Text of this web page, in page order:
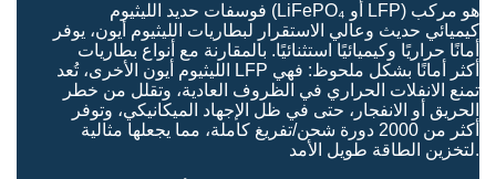
فوسفات حديد الليثيوم (LiFePO₄ أو LFP) هو مركب
كيميائي حديث وعالي الاستقرار لبطاريات الليثيوم أيون، يوفر
أمانًا حراريًا وكيميائيًا استثنائيًا. بالمقارنة مع أنواع بطاريات
الليثيوم أيون الأخرى، تُعد LFP أكثر أمانًا بشكل ملحوظ: فهي
تمنع الانفلات الحراري في الظروف العادية، وتقلل من خطر
الحريق أو الانفجار، حتى في ظل الإجهاد الميكانيكي، وتوفر
أكثر من 2000 دورة شحن/تفريغ كاملة، مما يجعلها مثالية
لتخزين الطاقة طويل الأمد.